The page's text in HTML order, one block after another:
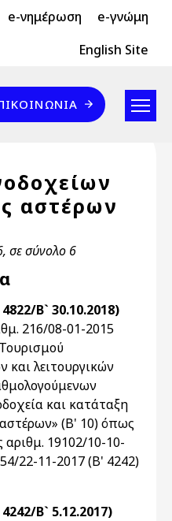
e-νημέρωση e-γνώμη
English Site
αστέρων
σε σύνολο 6
Β` 30.10.2018)
216/08-01-2015
και λειτουργικών
και κατάταξη
(Β' 10) όπως
αριθμ. 19102/10-10-
22-11-2017 (Β' 4242)
Β` 5.12.2017)